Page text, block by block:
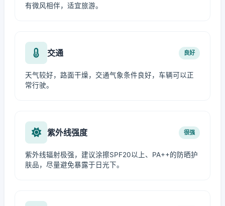
有微风相伴，适宜旅游。
交通 良好
天气较好，路面干燥，交通气象条件良好，车辆可以正
常行驶。
紫外线强度 很强
紫外线辐射极强，建议涂擦SPF20以上、PA++的防晒护
肤品，尽量避免暴露于日光下。